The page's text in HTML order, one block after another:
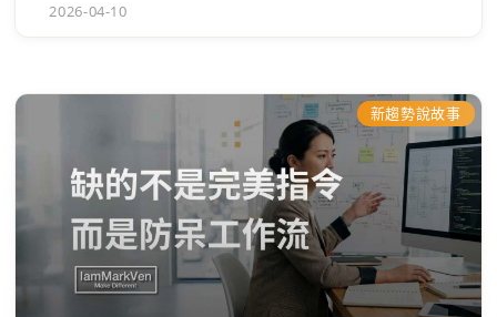
可惜。 這不是 AI 變笨了，而是多數人把 AI
規範的超級實習生」。今天這篇文章，我想
跟你分享一個未來職場必備的核心觀念：
Harness Engineering（搭建 AI 工作站）。
弄懂這個底層邏輯，你才能真正駕馭 AI，而
不是每天忙著幫 AI 擦屁股。
2026-04-10
新趨勢說故事